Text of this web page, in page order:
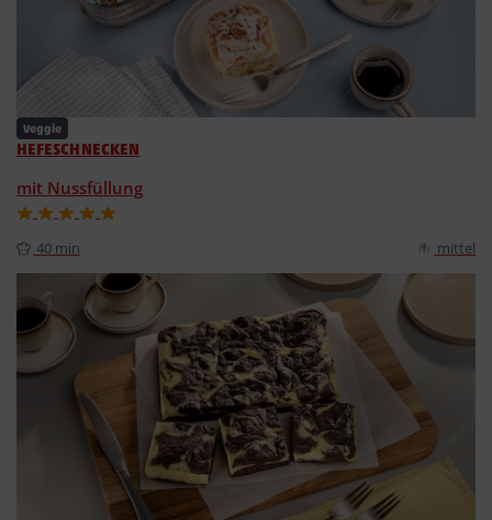
Veggie
HEFESCHNECKEN
mit Nussfüllung
40 min mittel